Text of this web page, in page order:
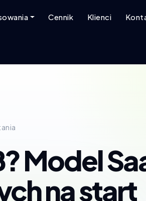
Cennik Klienci
Model
na start